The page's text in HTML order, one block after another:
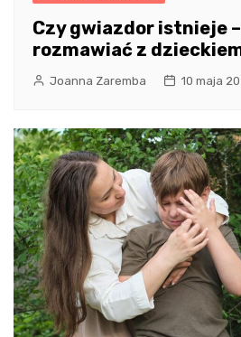
Czy gwiazdor istnieje
rozmawiać z
Joanna Zaremba 10 maja